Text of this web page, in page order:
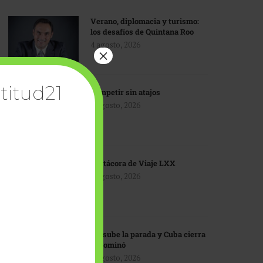
Verano, diplomacia y turismo:
los desafíos de Quintana Roo
4 agosto, 2026
Competir sin atajos
4 agosto, 2026
Bitácora de Viaje LXX
3 agosto, 2026
EU sube la parada y Cuba cierra
el dominó
3 agosto, 2026
×